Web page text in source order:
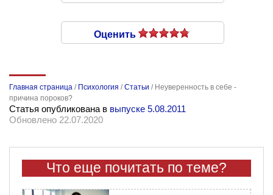
Оценить
Главная страница / Психология /Статьи / Неуверенность в себе -
причина пороков?
Статья опубликована в выпуске 5.08.2011
Обновлено 22.07.2020
Что еще почитать по теме?